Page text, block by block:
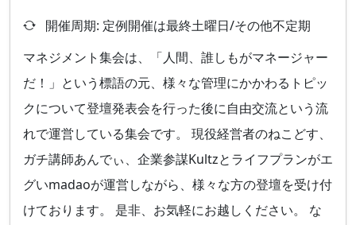
開催周期: 定例開催は最終土曜日/その他不定期
マネジメント集会は、「人間、誰しもがマネージャー
だ！」という標語の元、様々な管理にかかわるトピッ
クについて登壇発表会を行った後に自由交流という流
れで運営している集会です。 現役経営者のねこどす、
ガチ講師あんでぃ、企業参謀Kultzとライフプランがエ
グいmadaoが運営しながら、様々な方の登壇を受け付
けております。 是非、お気軽にお越しください。 な